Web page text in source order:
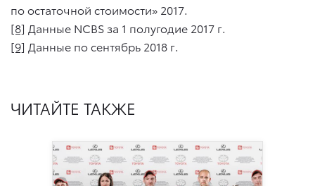
по остаточной стоимости» 2017.
[8] Данные NCBS за 1 полугодие 2017 г.
[9] Данные по сентябрь 2018 г.
ЧИТАЙТЕ ТАКЖЕ